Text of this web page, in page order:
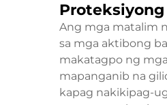
Ang mga matalim
sa mga aktibong
makatagpo ng
mapanganib na
kapag nakikipag-